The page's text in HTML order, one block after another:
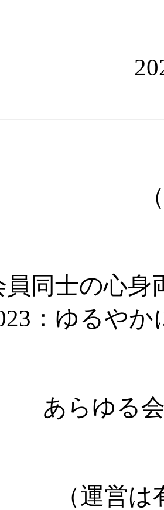
員同士の心身
：ゆるや
あらゆ
（運営